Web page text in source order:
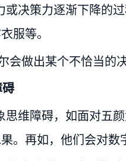
或决策力逐渐下降的
服等。
会做出某个不恰当的决
思维障碍，如面对五
。再如，他们会对数